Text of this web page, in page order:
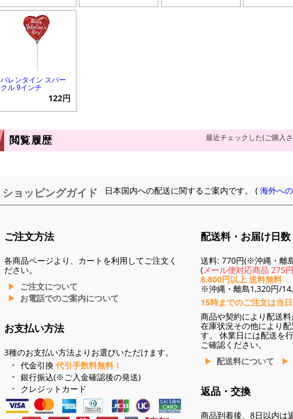
バレンタイン スパー
クル 9インチ
122円
閲覧履歴 最近チェックした(ご購入
ショッピングガイド 日本国内への配送に関するご案内です。 (海外へ
ご注文方法
各商品ページより、カートを利用してご注文く
ださい。
ご注文について
お電話でのご案内について
お支払い方法
3種のお支払い方法よりお選びいただけます。
代金引換 代引手数料無料！
銀行振込(※ご入金確認後の発送)
クレジットカード
配送料・お届け日数
送料: 770円(※沖縄・離
(メール便対応商品 275円
8,800円以上 送料無料
※沖縄・離島1,320円/
15時までのご注文は当日
商品や契約により配送料
在庫状況その他により
す。 休業日には配送を
ご確認ください。
配送料について
返品・交換
商品到着後、8日以内は